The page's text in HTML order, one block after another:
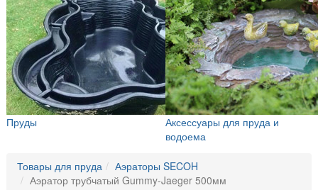
Пруды
Аксессуары для пруда и
водоема
Товары для пруда
Аэраторы SECOH
Аэратор трубчатый Gummy-Jaeger 500мм